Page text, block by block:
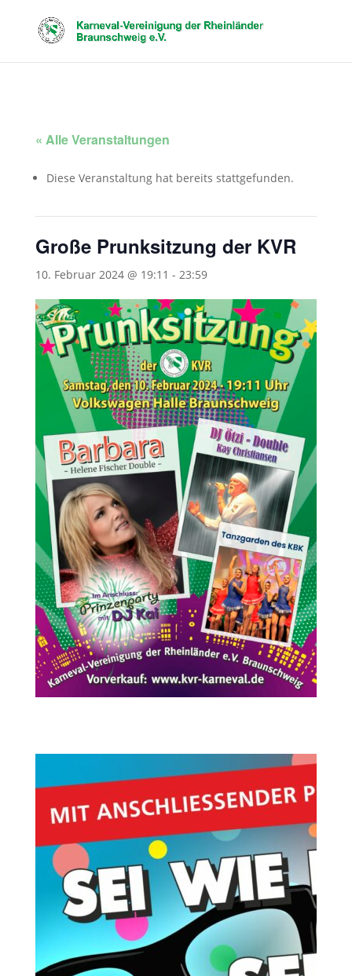
« Alle Veranstaltungen
Diese Veranstaltung hat bereits stattgefunden.
Große Prunksitzung der KVR
10. Februar 2024 @ 19:11 - 23:59